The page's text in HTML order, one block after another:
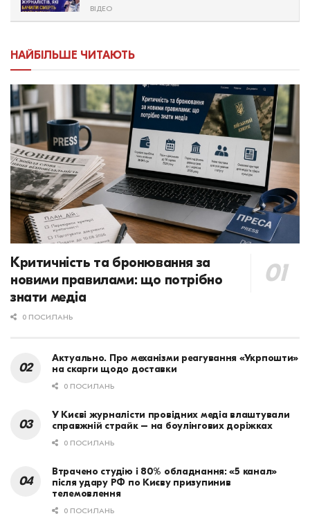
ВІДЕО
НАЙБІЛЬШЕ ЧИТАЮТЬ
Критичність та бронювання за
новими правилами: що потрібно
знати медіа
0 ПОСИЛАНЬ
Актуально. Про механізми реагування «Укрпошти»
на скарги щодо доставки
0 ПОСИЛАНЬ
У Києві журналісти провідних медіа влаштували
справжній страйк – на боулінгових доріжках
0 ПОСИЛАНЬ
Втрачено студію і 80% обладнання: «5 канал»
після удару РФ по Києву призупинив
телемовлення
0 ПОСИЛАНЬ